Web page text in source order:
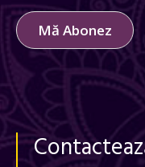
Mă Abonez